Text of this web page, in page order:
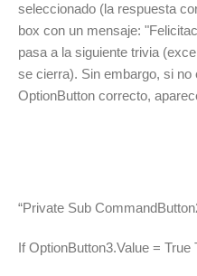
seleccionado (la respuesta
box con un mensaje:
pasa a la siguiente trivia
se cierra). Sin embargo, si no
OptionButton correcto,
“Private Sub
If OptionButton3.Value = True